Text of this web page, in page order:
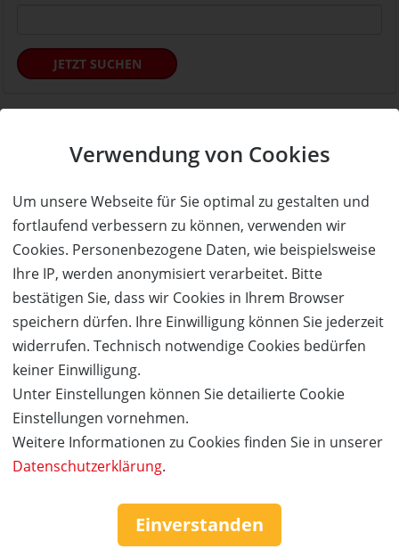
Verwendung von Cookies
Um unsere Webseite für Sie optimal zu gestalten und
fortlaufend verbessern zu können, verwenden wir
Cookies. Personenbezogene Daten, wie beispielsweise
Ihre IP, werden anonymisiert verarbeitet. Bitte
bestätigen Sie, dass wir Cookies in Ihrem Browser
speichern dürfen. Ihre Einwilligung können Sie jederzeit
widerrufen. Technisch notwendige Cookies bedürfen
keiner Einwilligung.
Unter Einstellungen können Sie detailierte Cookie
Einstellungen vornehmen.
Weitere Informationen zu Cookies finden Sie in unserer
Datenschutzerklärung.
Einverstanden
JETZT SUCHEN
Mo. - Fr. 09:00-16:00
»info@coupon-future.de
» FAQs